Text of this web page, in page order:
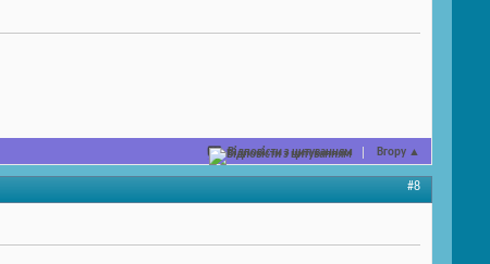
Відповісти з цитуванням Вгору ▲
#8